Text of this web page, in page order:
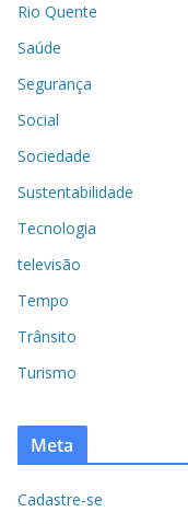
Rio Quente
Saúde
Segurança
Social
Sociedade
Sustentabilidade
Tecnologia
televisão
Tempo
Trânsito
Turismo
Meta
Cadastre-se